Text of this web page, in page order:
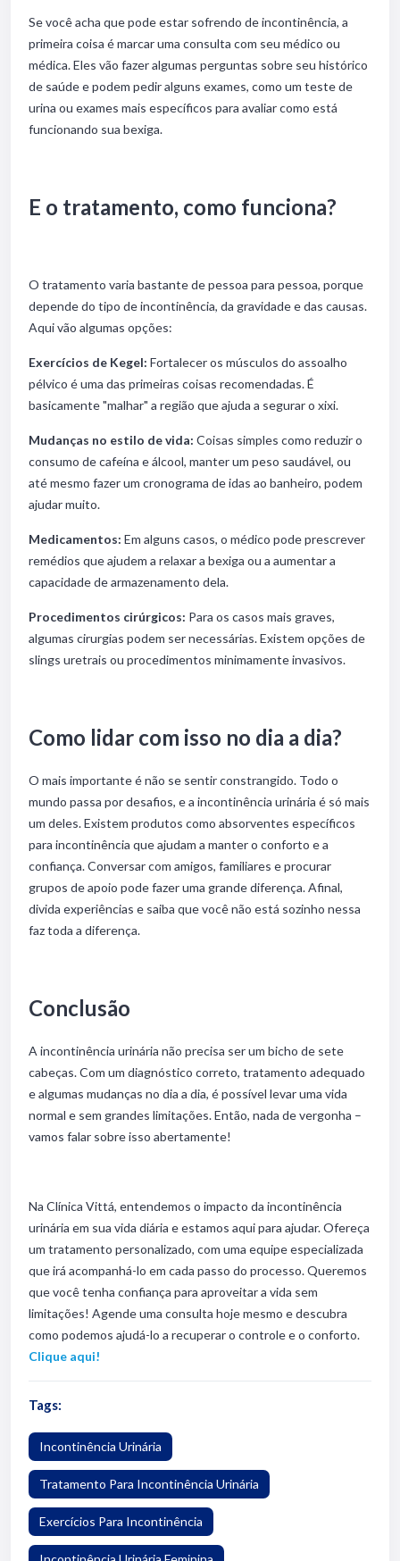
Se você acha que pode estar sofrendo de incontinência, a
primeira coisa é marcar uma consulta com seu médico ou
médica. Eles vão fazer algumas perguntas sobre seu histórico
de saúde e podem pedir alguns exames, como um teste de
urina ou exames mais específicos para avaliar como está
funcionando sua bexiga.
E o tratamento, como funciona?
O tratamento varia bastante de pessoa para pessoa, porque
depende do tipo de incontinência, da gravidade e das causas.
Aqui vão algumas opções:
Exercícios de Kegel: Fortalecer os músculos do assoalho
pélvico é uma das primeiras coisas recomendadas. É
basicamente "malhar" a região que ajuda a segurar o xixi.
Mudanças no estilo de vida: Coisas simples como reduzir o
consumo de cafeína e álcool, manter um peso saudável, ou
até mesmo fazer um cronograma de idas ao banheiro, podem
ajudar muito.
Medicamentos: Em alguns casos, o médico pode prescrever
remédios que ajudem a relaxar a bexiga ou a aumentar a
capacidade de armazenamento dela.
Procedimentos cirúrgicos: Para os casos mais graves,
algumas cirurgias podem ser necessárias. Existem opções de
slings uretrais ou procedimentos minimamente invasivos.
Como lidar com isso no dia a dia?
O mais importante é não se sentir constrangido. Todo o
mundo passa por desafios, e a incontinência urinária é só mais
um deles. Existem produtos como absorventes específicos
para incontinência que ajudam a manter o conforto e a
confiança. Conversar com amigos, familiares e procurar
grupos de apoio pode fazer uma grande diferença. Afinal,
divida experiências e saiba que você não está sozinho nessa
faz toda a diferença.
Conclusão
A incontinência urinária não precisa ser um bicho de sete
cabeças. Com um diagnóstico correto, tratamento adequado
e algumas mudanças no dia a dia, é possível levar uma vida
normal e sem grandes limitações. Então, nada de vergonha –
vamos falar sobre isso abertamente!
Na Clínica Vittá, entendemos o impacto da incontinência
urinária em sua vida diária e estamos aqui para ajudar. Ofereça
um tratamento personalizado, com uma equipe especializada
que irá acompanhá-lo em cada passo do processo. Queremos
que você tenha confiança para aproveitar a vida sem
limitações! Agende uma consulta hoje mesmo e descubra
como podemos ajudá-lo a recuperar o controle e o conforto.
Clique aqui!
Tags:
Incontinência Urinária
Tratamento Para Incontinência Urinária
Exercícios Para Incontinência